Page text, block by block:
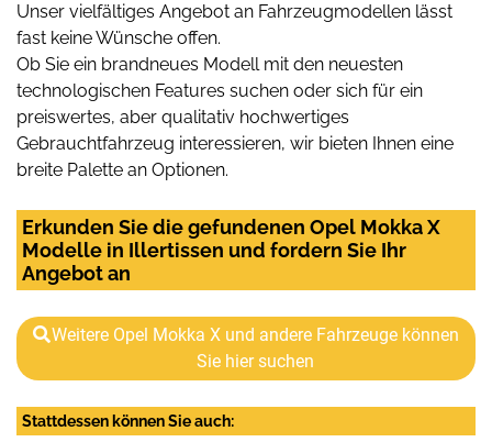
Unser vielfältiges Angebot an Fahrzeugmodellen lässt
fast keine Wünsche offen.
Ob Sie ein brandneues Modell mit den neuesten
technologischen Features suchen oder sich für ein
preiswertes, aber qualitativ hochwertiges
Gebrauchtfahrzeug interessieren, wir bieten Ihnen eine
breite Palette an Optionen.
Erkunden Sie die gefundenen Opel Mokka X
Modelle in Illertissen und fordern Sie Ihr
Angebot an
Weitere Opel Mokka X und andere Fahrzeuge können
Sie hier suchen
Stattdessen können Sie auch: